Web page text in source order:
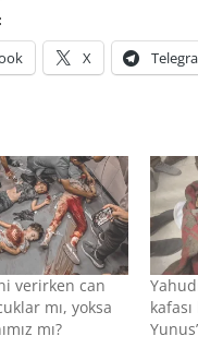
X
verirken can
mı, yoksa
mı?